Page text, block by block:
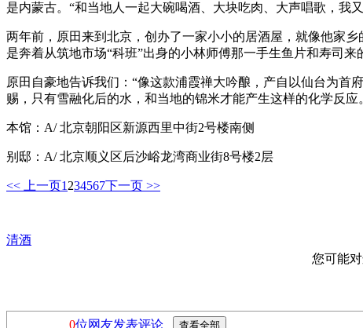
是内蒙古。“和当地人一起大碗喝酒、大块吃肉、大声唱歌，我
两年前，原田来到北京，创办了一家小小的居酒屋，就像他家
是奔着从筑地市场“科班”出身的小林师傅那一手生鱼片和寿司
原田自豪地告诉我们：“像这款浦霞禅大吟酿，产自以仙台为
赐，只有雪融化后的水，和当地的锦米才能产生这样的化学反
本馆：A/ 北京朝阳区新源西里中街2号楼南侧
别邸：A/ 北京顺义区后沙峪龙湾商业街8号楼2层
<< 上一页1 234567下一页 >>
清酒
您可能
0位网友发表评论